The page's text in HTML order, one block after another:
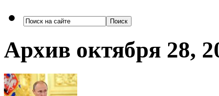
Архив октября 28,